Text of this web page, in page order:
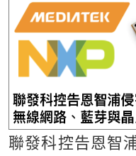
聯發科控告恩智